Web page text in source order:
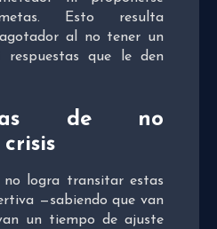
Esto resulta
al no tener un
respuestas que le den
de no
no logra transitar estas
—sabiendo que van
un tiempo de ajuste